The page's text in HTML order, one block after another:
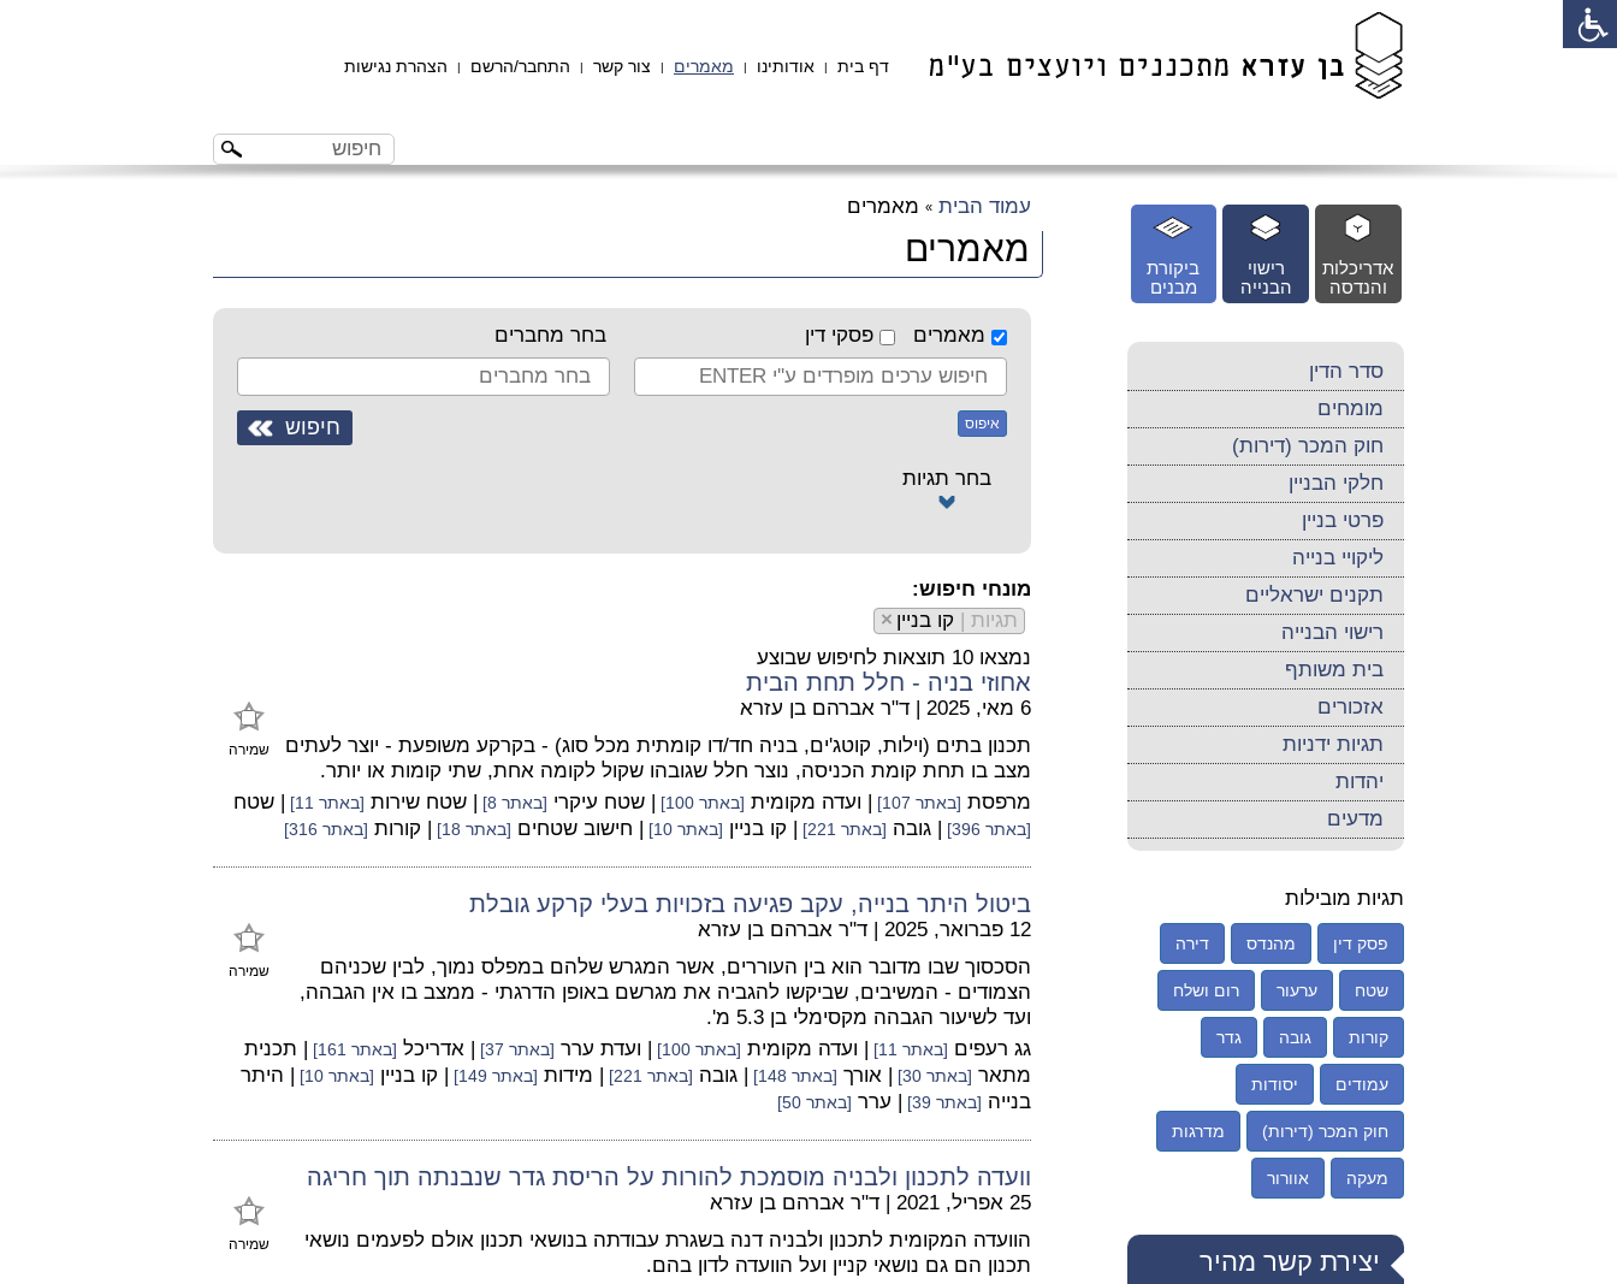
דף בית | אודותינו | מאמרים | צור קשר | התחבר/הרשם | הצהרת נגישות
עמוד הבית » מאמרים
מאמרים
מאמרים פסקי דין בחר מחברים
איפוס
בחר תגיות
מונחי חיפוש:
תגיות | קו בניין ×
נמצאו 10 תוצאות לחיפוש שבוצע
אחוזי בניה - חלל תחת הבית
שמירה
6 מאי, 2025 | ד"ר אברהם בן עזרא
תכנון בתים (וילות, קוטג'ים, בניה חד/דו קומתית מכל סוג) - בקרקע משופעת - יוצר לעתים
מצב בו תחת קומת הכניסה, נוצר חלל שגובהו שקול לקומה אחת, שתי קומות או יותר.
מרפסת [באתר 107] | ועדה מקומית [באתר 100] | שטח עיקרי [באתר 8] | שטח שירות [באתר 11] | שטח
[באתר 396] | גובה [באתר 221] | קו בניין [באתר 10] | חישוב שטחים [באתר 18] | קורות [באתר 316]
ביטול היתר בנייה, עקב פגיעה בזכויות בעלי קרקע גובלת
שמירה
12 פברואר, 2025 | ד"ר אברהם בן עזרא
הסכסוך שבו מדובר הוא בין העוררים, אשר המגרש שלהם במפלס נמוך, לבין שכניהם
הצמודים - המשיבים, שביקשו להגביה את מגרשם באופן הדרגתי - ממצב בו אין הגבהה,
ועד לשיעור הגבהה מקסימלי בן 5.3 מ'.
גג רעפים [באתר 11] | ועדה מקומית [באתר 100] | ועדת ערר [באתר 37] | אדריכל [באתר 161]
| תכנית
מתאר [באתר 30] | אורך [באתר 148] | גובה [באתר 221] | מידות [באתר 149] | קו בניין [באתר 10]
| היתר
בנייה [באתר 39] | ערר [באתר 50]
וועדה לתכנון ולבניה מוסמכת להורות על הריסת גדר שנבנתה תוך חריגה
שמירה
25 אפריל, 2021 | ד"ר אברהם בן עזרא
הוועדה המקומית לתכנון ולבניה דנה בשגרת עבודתה בנושאי תכנון אולם לפעמים נושאי
תכנון הם גם נושאי קניין ועל הוועדה לדון בהם.
ביקורת
מבנים
רישוי
הבנייה
אדריכלות
והנדסה
סדר הדין
מומחים
חוק המכר (דירות)
חלקי הבניין
פרטי בניין
ליקויי בנייה
תקנים ישראליים
רישוי הבנייה
בית משותף
אזכורים
תגיות ידניות
יהדות
מדעים
תגיות מובילות
פסק דין מהנדס דירה
שטח ערעור רום ושלח
קורות גובה גדר
עמודים יסודות
חוק המכר (דירות) מדרגות
מעקה אוורור
יצירת קשר מהיר